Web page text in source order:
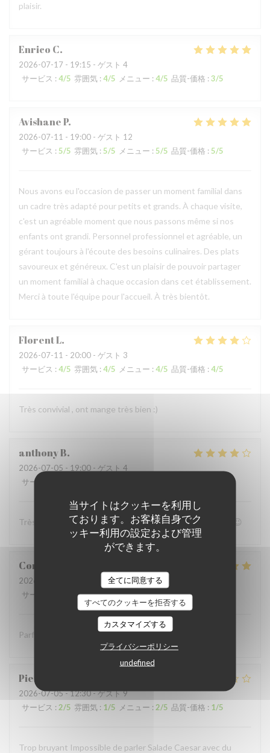
当サイトはクッキーを利用し
ております。お客様自身でク
ッキー利用の設定および管理
ができます。
全てに同意する
すべてのクッキーを拒否する
カスタマイズする
プライバシーポリシー
undefined
plaisir.
Enrico C
2026-07-17 - 19:15 - ゲスト 4
サービス : 4/5 雰囲気 : 4/5 メニュー : 4/5 品質-価格 : 3/5
AvishaneP
2026-07-11 - 19:00 - ゲスト 12
サービス : 5/5 雰囲気 : 5/5 メニュー : 5/5 品質-価格 : 5/5
Nous avons eu l'occasion de passer un moment familial dans
un cadre très adapté pour petits et grands. À chaque visite,
c'est un agréable moment que nous passons même si nos
enfants ont grandi. Personnel professionnel et agréable, un
gérant toujours à l'écoute des besoins culinaires. Des plats
savoureux et généreux. C'est un plaisir de pouvoir partager
un moment familial à chaque occasion dans cet établissement.
Merci à toute l'équipe pour l'accueil. À très bientôt.
FlorentL
2026-07-11 - 20:00 - ゲスト 3
サービス : 4/5 雰囲気 : 4/5 メニュー : 4/5 品質-価格 : 4/5
Très convivial , ont mange très bien :)
anthonyB
2026-07-05 - 19:00 - ゲスト 4
サービス
Très bon accueil et patron super sympa Personnel au top😉
Coralie
2026-07-05
- 12:15 - ゲスト 4
サービス
雰囲気:5/5 メニュー:5/5 品質-価格
Parfait comme toujours !
Pierre
2026-07-05- 12:30 - ゲスト 9
サービス : 2/5 雰囲気 : 1/5 メニュー : 2/5 品質-価格 : 1/5
Trop bruyant Impossible de parler Salade Caesar avec du